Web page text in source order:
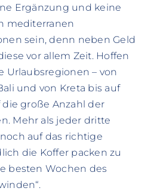
Ergänzung und keine
mediterranen
sein, denn neben Geld
vor allem Zeit. Hoffen
Urlaubsregionen – von
und von Kreta bis auf
die große Anzahl der
Mehr als jeder dritte
auf das richtige
die Koffer packen zu
besten Wochen des